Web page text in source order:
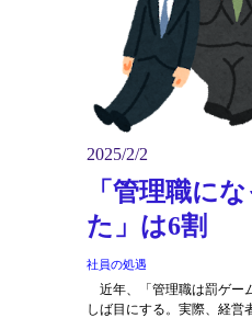
2025/2/2
「管理職に
た」は6割
社員の処遇
近年、「管理職は罰ゲー
しば目にする。実際、経営